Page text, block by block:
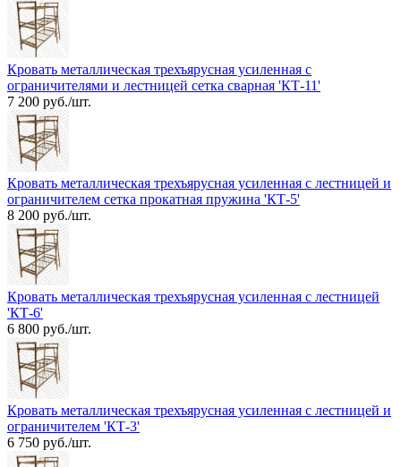
Кровать металлическая трехъярусная усиленная с
ограничителями и лестницей сетка сварная 'КТ-11'
7 200 руб./шт.
Кровать металлическая трехъярусная усиленная с лестницей и
ограничителем сетка прокатная пружина 'КТ-5'
8 200 руб./шт.
Кровать металлическая трехъярусная усиленная с лестницей
'КТ-6'
6 800 руб./шт.
Кровать металлическая трехъярусная усиленная с лестницей и
ограничителем 'КТ-3'
6 750 руб./шт.